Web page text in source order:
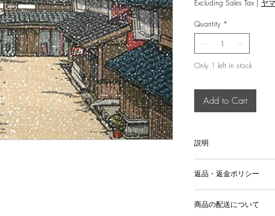
Excluding Sales Tax | ヤ
Quantity *
Only 1 left in stock
Add to Cart
説明
返品・返金ポリシー
商品の配送について